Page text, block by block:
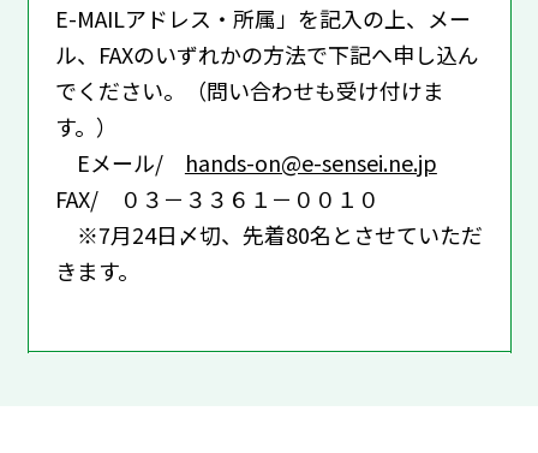
E-MAILアドレス・所属」を記入の上、メー
ル、FAXのいずれかの方法で下記へ申し込ん
でください。（問い合わせも受け付けま
す。）
Eメール/ hands-on@e-sensei.ne.jp
FAX/ ０３－３３６１－００１０
※7月24日〆切、先着80名とさせていただ
きます。